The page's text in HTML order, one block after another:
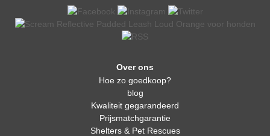
Over ons
Hoe zo goedkoop?
blog
Kwaliteit gegarandeerd
Prijsmatchgarantie
Shelters & Pet Rescues